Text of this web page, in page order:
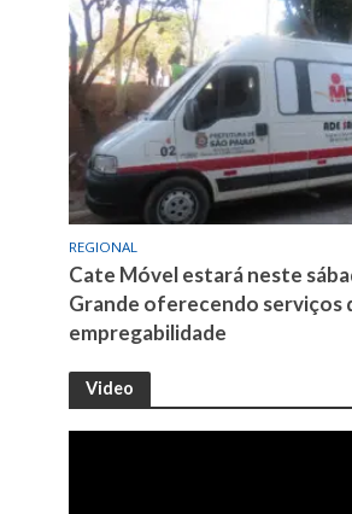
REGIONAL
Cate Móvel estará neste
Grande oferecendo serviços
empregabilidade
Video